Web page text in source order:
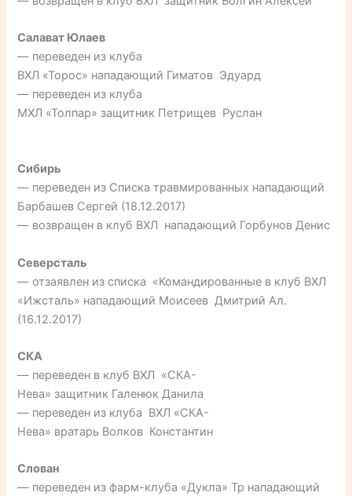
Салават Юлаев
— переведен из клуба
ВХЛ «Торос» нападающий Гиматов Эдуард
— переведен из клуба
МХЛ «Толпар» защитник Петрищев Руслан
Сибирь
— переведен из Списка травмированных нападающий
Барбашев Сергей (18.12.2017)
— возвращен в клуб ВХЛ нападающий Горбунов Денис
Северсталь
— отзаявлен из списка «Командированные в клуб ВХЛ
«Ижсталь» нападающий Моисеев Дмитрий Ал.
(16.12.2017)
СКА
— переведен в клуб ВХЛ «СКА-
Нева» защитник Галенюк Данила
— переведен из клуба ВХЛ «СКА-
Нева» вратарь Волков Константин
Слован
— переведен из фарм-клуба «Дукла» Тр нападающий